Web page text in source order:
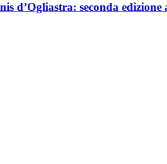
d’Ogliastra: seconda edizione